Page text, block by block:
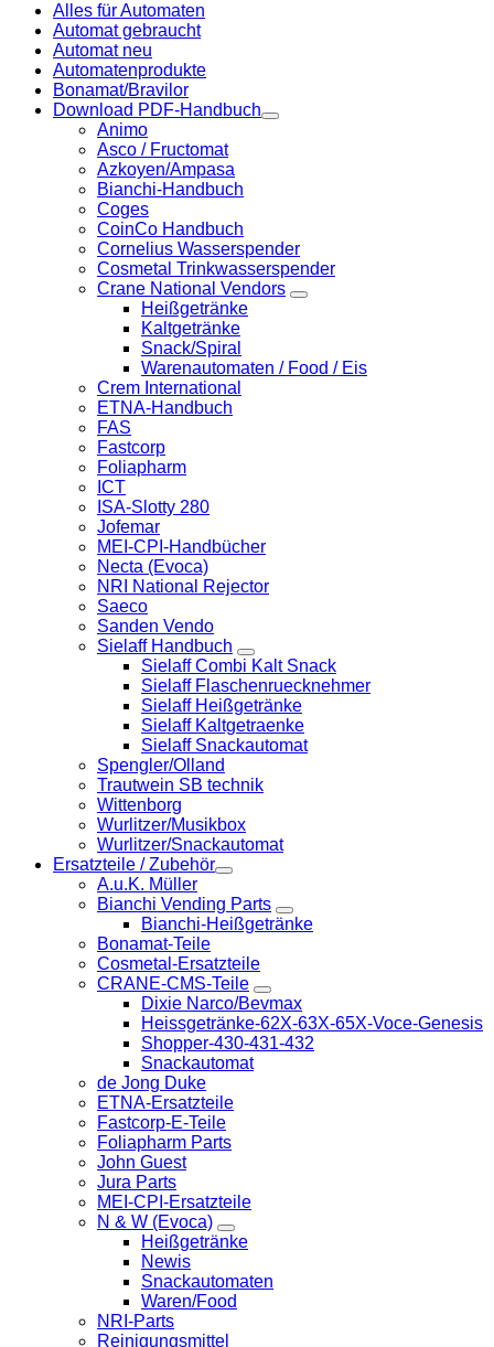
Alles für Automaten
Automat gebraucht
Automat neu
Automatenprodukte
Bonamat/Bravilor
Download PDF-Handbuch
Animo
Asco / Fructomat
Azkoyen/Ampasa
Bianchi-Handbuch
Coges
CoinCo Handbuch
Cornelius Wasserspender
Cosmetal Trinkwasserspender
Crane National Vendors
Heißgetränke
Kaltgetränke
Snack/Spiral
Warenautomaten / Food / Eis
Crem International
ETNA-Handbuch
FAS
Fastcorp
Foliapharm
ICT
ISA-Slotty 280
Jofemar
MEI-CPI-Handbücher
Necta (Evoca)
NRI National Rejector
Saeco
Sanden Vendo
Sielaff Handbuch
Sielaff Combi Kalt Snack
Sielaff Flaschenruecknehmer
Sielaff Heißgetränke
Sielaff Kaltgetraenke
Sielaff Snackautomat
Spengler/Olland
Trautwein SB technik
Wittenborg
Wurlitzer/Musikbox
Wurlitzer/Snackautomat
Ersatzteile / Zubehör
A.u.K. Müller
Bianchi Vending Parts
Bianchi-Heißgetränke
Bonamat-Teile
Cosmetal-Ersatzteile
CRANE-CMS-Teile
Dixie Narco/Bevmax
Heissgetränke-62X-63X-65X-Voce-Genesis
Shopper-430-431-432
Snackautomat
de Jong Duke
ETNA-Ersatzteile
Fastcorp-E-Teile
Foliapharm Parts
John Guest
Jura Parts
MEI-CPI-Ersatzteile
N & W (Evoca)
Heißgetränke
Newis
Snackautomaten
Waren/Food
NRI-Parts
Reinigungsmittel